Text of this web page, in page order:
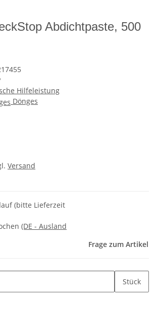
Abdichtpaste, 500
Hilfeleistung
Dönges
Versand
(bitte Lieferzeit
(DE - Ausland
Frage zum Artikel
Stück